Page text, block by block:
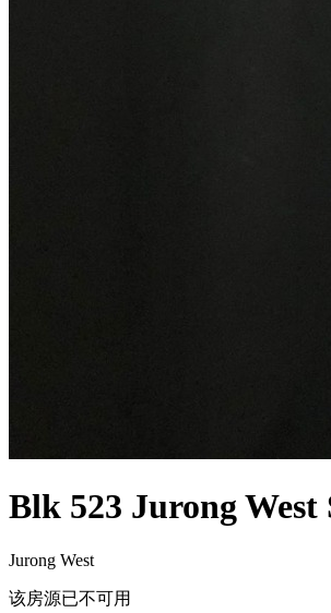
Blk 523 Jurong West
Jurong West
该房源已不可用